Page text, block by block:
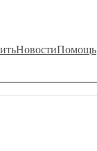
НовостиПомощь